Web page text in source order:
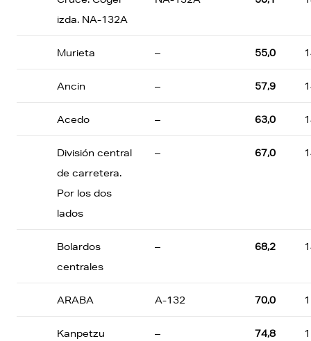
izda. NA-132A
Murieta – 55,0
Ancin – 57,9
Acedo – 63,0
División central
de carretera.
Por los dos
lados
– 67,0
Bolardos
centrales
– 68,2
ARABA A-132 70,0
Kanpetzu – 74,8